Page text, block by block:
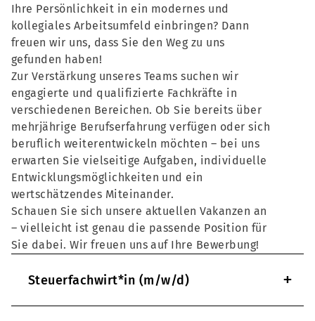
Ihre Persönlichkeit in ein modernes und
kollegiales Arbeitsumfeld einbringen? Dann
freuen wir uns, dass Sie den Weg zu uns
gefunden haben!
Zur Verstärkung unseres Teams suchen wir
engagierte und qualifizierte Fachkräfte in
verschiedenen Bereichen. Ob Sie bereits über
mehrjährige Berufserfahrung verfügen oder sich
beruflich weiterentwickeln möchten – bei uns
erwarten Sie vielseitige Aufgaben, individuelle
Entwicklungsmöglichkeiten und ein
wertschätzendes Miteinander.
Schauen Sie sich unsere aktuellen Vakanzen an
– vielleicht ist genau die passende Position für
Sie dabei. Wir freuen uns auf Ihre Bewerbung!
Steuerfachwirt*in (m/w/d) +